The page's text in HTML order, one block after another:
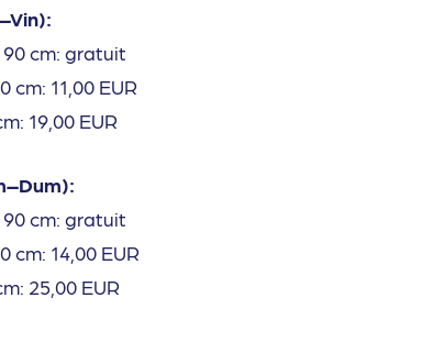
cm: gratuit
cm: 11,00 EUR
19,00 EUR
cm: gratuit
cm: 14,00 EUR
25,00 EUR